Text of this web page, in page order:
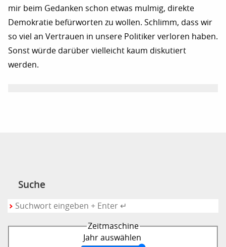
mir beim Gedanken schon etwas mulmig, direkte
Demokratie befürworten zu wollen. Schlimm, dass wir
so viel an Vertrauen in unsere Politiker verloren haben.
Sonst würde darüber vielleicht kaum diskutiert
werden.
Suche
Zeitmaschine
Jahr auswählen